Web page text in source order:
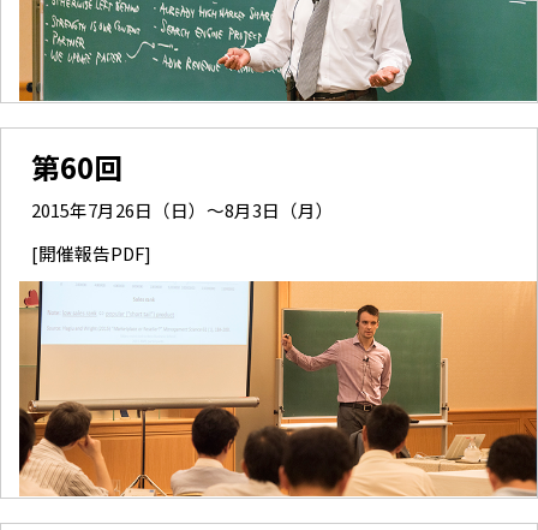
第60回
2015年7月26日（日）～8月3日（月）
[開催報告PDF]